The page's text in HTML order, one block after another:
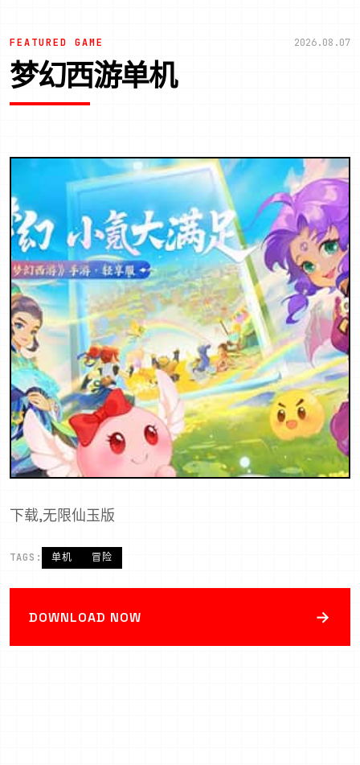
FEATURED GAME 2026.08.07
梦幻西游单机
下载,无限仙玉版
TAGS: 单机 冒险
DOWNLOAD NOW →